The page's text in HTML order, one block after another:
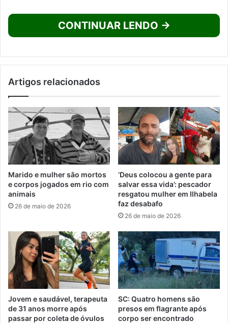
CONTINUAR LENDO →
Artigos relacionados
Marido e mulher são mortos
e corpos jogados em rio com
animais
26 de maio de 2026
‘Deus colocou a gente para
salvar essa vida’: pescador
resgatou mulher em Ilhabela
faz desabafo
26 de maio de 2026
Jovem e saudável, terapeuta
de 31 anos morre após
passar por coleta de óvulos
SC: Quatro homens são
presos em flagrante após
corpo ser encontrado